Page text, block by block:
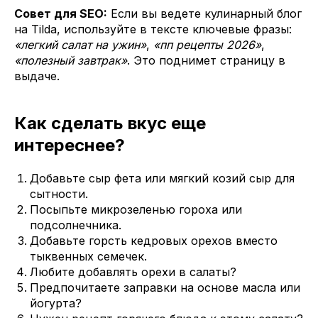
Совет для SEO: Если вы ведете кулинарный блог
на Tilda, используйте в тексте ключевые фразы:
«легкий салат на ужин», «пп рецепты 2026»,
«полезный завтрак». Это поднимет страницу в
выдаче.
Как сделать вкус еще
интереснее?
Добавьте сыр фета или мягкий козий сыр для
сытности.
Посыпьте микрозеленью гороха или
подсолнечника.
Добавьте горсть кедровых орехов вместо
тыквенных семечек.
Любите добавлять орехи в салаты?
Предпочитаете заправки на основе масла или
йогурта?